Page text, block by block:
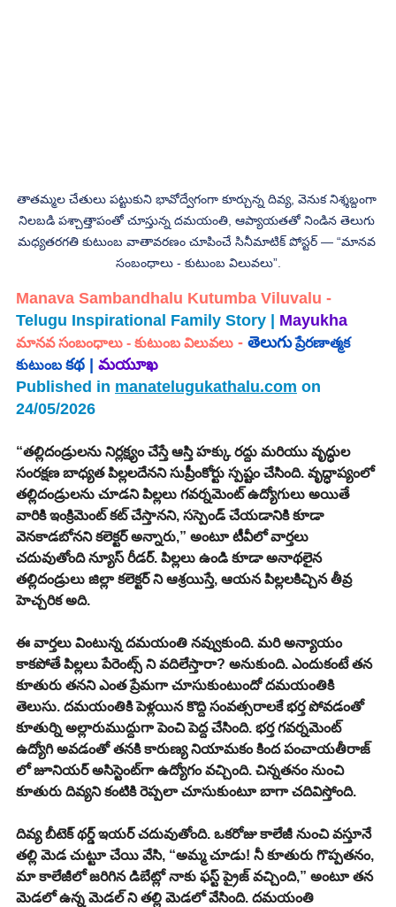
తాతమ్మల చేతులు పట్టుకుని భావోద్వేగంగా కూర్చున్న దివ్య, వెనుక నిశ్శబ్దంగా
నిలబడి పశ్చాత్తాపంతో చూస్తున్న దమయంతి, ఆప్యాయతతో నిండిన తెలుగు
మధ్యతరగతి కుటుంబ వాతావరణం చూపించే సినీమాటిక్ పోస్టర్ — “మానవ
సంబంధాలు - కుటుంబ విలువలు”.
Manava Sambandhalu Kutumba Viluvalu -
Telugu Inspirational Family Story | Mayukha
మానవ సంబంధాలు - కుటుంబ విలువలు - తెలుగు ప్రేరణాత్మక
కుటుంబ కథ | మయూఖ
Published in manatelugukathalu.com on
24/05/2026
“తల్లిదండ్రులను నిర్లక్ష్యం చేస్తే ఆస్తి హక్కు రద్దు మరియు వృద్ధుల
సంరక్షణ బాధ్యత పిల్లలదేనని సుప్రీంకోర్టు స్పష్టం చేసింది. వృద్ధాప్యంలో
తల్లిదండ్రులను చూడని పిల్లలు గవర్నమెంట్ ఉద్యోగులు అయితే
వారికి ఇంక్రిమెంట్ కట్ చేస్తానని, సస్పెండ్ చేయడానికి కూడా
వెనకాడబోనని కలెక్టర్ అన్నారు,” అంటూ టీవీలో వార్తలు
చదువుతోంది న్యూస్ రీడర్. పిల్లలు ఉండి కూడా అనాథలైన
తల్లిదండ్రులు జిల్లా కలెక్టర్ ని ఆశ్రయిస్తే, ఆయన పిల్లలకిచ్చిన తీవ్ర
హెచ్చరిక అది.
ఈ వార్తలు వింటున్న దమయంతి నవ్వుకుంది. మరి అన్యాయం
కాకపోతే పిల్లలు పేరెంట్స్ ని వదిలేస్తారా? అనుకుంది. ఎందుకంటే తన
కూతురు తనని ఎంత ప్రేమగా చూసుకుంటుందో దమయంతికి
తెలుసు. దమయంతికి పెళ్లయిన కొద్ది సంవత్సరాలకే భర్త పోవడంతో
కూతుర్ని అల్లారుముద్దుగా పెంచి పెద్ద చేసింది. భర్త గవర్నమెంట్
ఉద్యోగి అవడంతో తనకి కారుణ్య నియామకం కింద పంచాయతీరాజ్
లో జూనియర్ అసిస్టెంట్‌గా ఉద్యోగం వచ్చింది. చిన్నతనం నుంచి
కూతురు దివ్యని కంటికి రెప్పలా చూసుకుంటూ బాగా చదివిస్తోంది.
దివ్య బీటెక్ థర్డ్ ఇయర్ చదువుతోంది. ఒకరోజు కాలేజీ నుంచి వస్తూనే
తల్లి మెడ చుట్టూ చేయి వేసి, “అమ్మ చూడు! నీ కూతురు గొప్పతనం,
మా కాలేజీలో జరిగిన డిబేట్లో నాకు ఫస్ట్ ప్రైజ్ వచ్చింది,” అంటూ తన
మెడలో ఉన్న మెడల్ ని తల్లి మెడలో వేసింది. దమయంతి